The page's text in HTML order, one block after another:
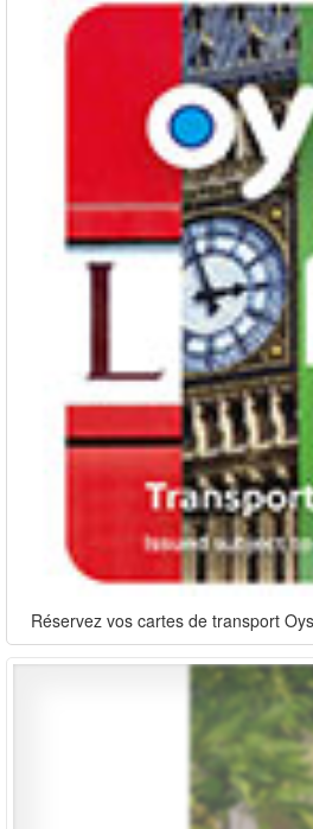
Réservez vos cartes de transport